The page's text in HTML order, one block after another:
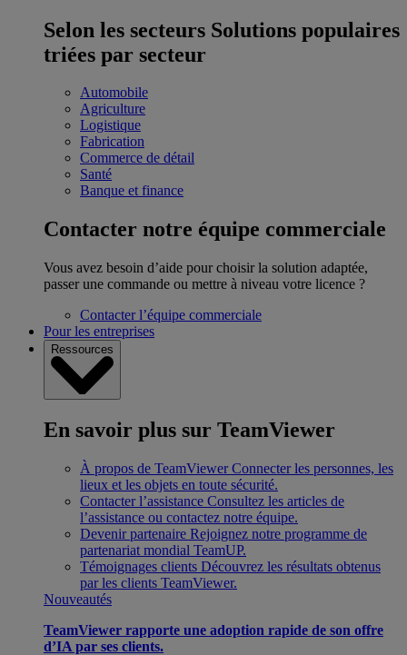
Selon les secteurs Solutions populaires
triées par secteur
Automobile
Agriculture
Logistique
Fabrication
Commerce de détail
Santé
Banque et finance
Contacter notre équipe commerciale
Vous avez besoin d’aide pour choisir la solution adaptée,
passer une commande ou mettre à niveau votre licence ?
Contacter l’équipe commerciale
Pour les entreprises
Ressources
En savoir plus sur TeamViewer
À propos de TeamViewer Connecter les personnes, les
lieux et les objets en toute sécurité.
Contacter l’assistance Consultez les articles de
l’assistance ou contactez notre équipe.
Devenir partenaire Rejoignez notre programme de
partenariat mondial TeamUP.
Témoignages clients Découvrez les résultats obtenus
par les clients TeamViewer.
Nouveautés
TeamViewer rapporte une adoption rapide de son offre
d’IA par ses clients.